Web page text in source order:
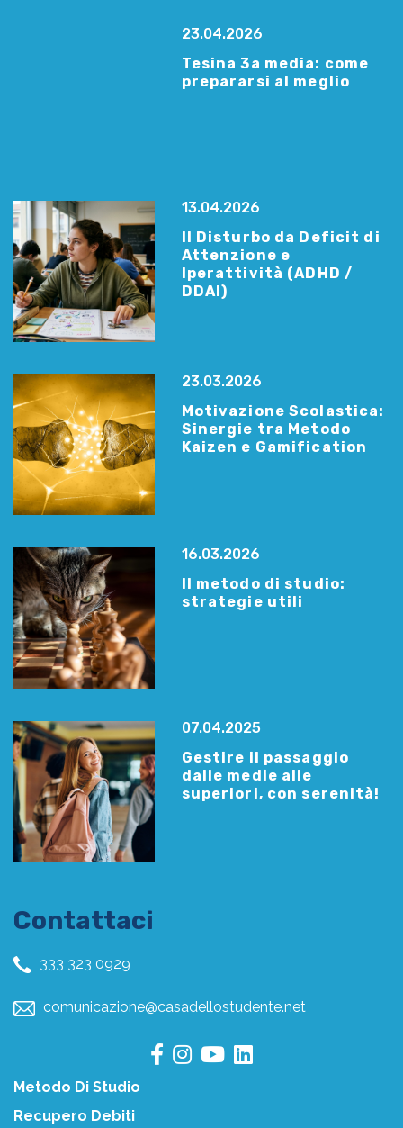
23.04.2026
Tesina 3a media: come
prepararsi al meglio
13.04.2026
Il Disturbo da Deficit di
Attenzione e
Iperattività (ADHD /
DDAI)
23.03.2026
Motivazione Scolastica:
Sinergie tra Metodo
Kaizen e Gamification
16.03.2026
Il metodo di studio:
strategie utili
07.04.2025
Gestire il passaggio
dalle medie alle
superiori, con serenità!
Contattaci
333 323 0929
comunicazione@casadellostudente.net
Metodo Di Studio
Recupero Debiti